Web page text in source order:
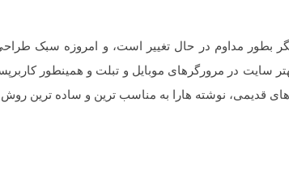
سایت در مرورگرهای موبایل و تبلت و همینطور
های قدیمی، نوشته هارا به مناسب ترین و ساده ترین